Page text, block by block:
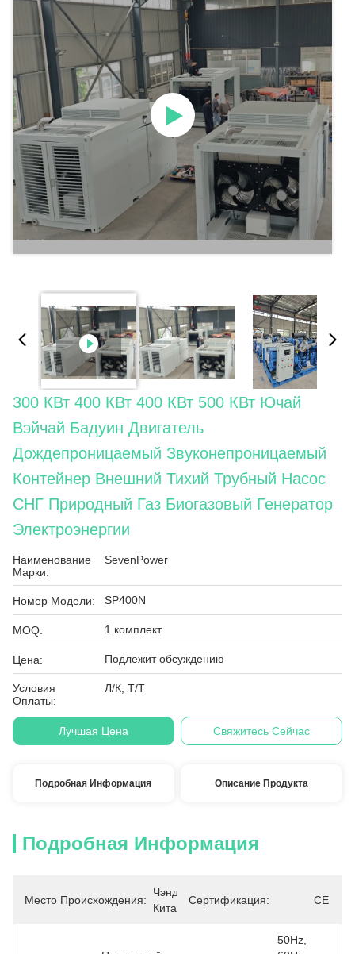
300 КВт 400 КВт 400 КВт 500 КВт Ючай
Вэйчай Бадуин Двигатель
Дождепроницаемый Звуконепроницаемый
Контейнер Внешний Тихий Трубный Насос
СНГ Природный Газ Биогазовый Генератор
Электроэнергии
Наименование
Марки:
SevenPower
Номер Модели: SP400N
MOQ: 1 комплект
Цена: Подлежит обсуждению
Условия
Оплаты:
Л/К, Т/Т
Лучшая Цена Свяжитесь Сейчас
Подробная Информация Описание Продукта
Подробная Информация
Место Происхождения:
Чэнду,
Китай
Сертификация: CE
50Hz,